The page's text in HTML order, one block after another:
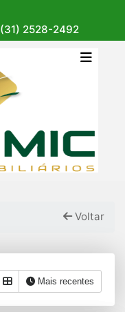
(31) 2528-2492
Voltar
Mais recentes